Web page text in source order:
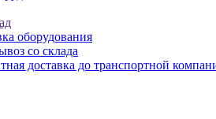
оборудования
со склада
доставка до транспортной